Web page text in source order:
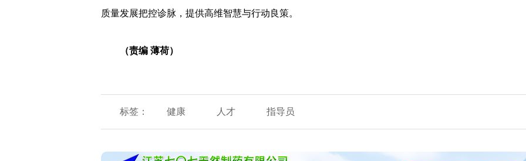
质量发展把控诊脉，提供高维智慧与行动良策。
（责编 薄荷）
标签： 健康 人才 指导员